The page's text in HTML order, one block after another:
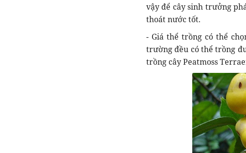
vậy để cây sinh trưởng
thoát nước tốt.
- Giá thể trồng có thể
trường đều có thể trồng
trồng cây Peatmoss